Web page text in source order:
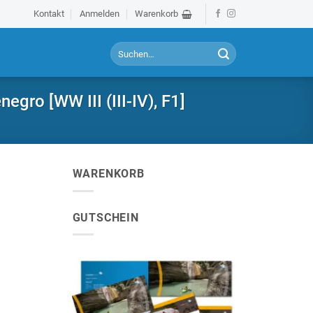
Kontakt Anmelden Warenkorb
S
u
c
h
e
:
[WW III (III-IV), F1]
WARENKORB
GUTSCHEIN